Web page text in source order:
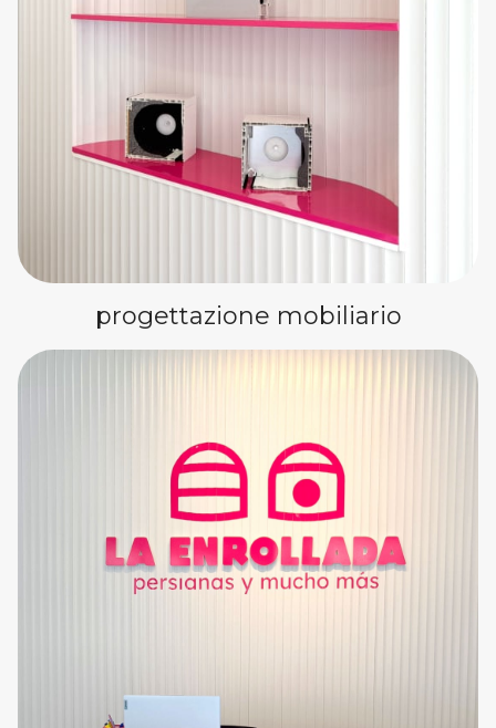
progettazione mobiliario